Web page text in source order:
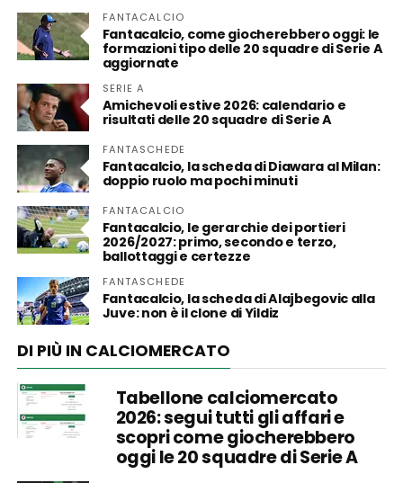
FANTACALCIO
Fantacalcio, come giocherebbero oggi: le
formazioni tipo delle 20 squadre di Serie A
aggiornate
SERIE A
Amichevoli estive 2026: calendario e
risultati delle 20 squadre di Serie A
FANTASCHEDE
Fantacalcio, la scheda di Diawara al Milan:
doppio ruolo ma pochi minuti
FANTACALCIO
Fantacalcio, le gerarchie dei portieri
2026/2027: primo, secondo e terzo,
ballottaggi e certezze
FANTASCHEDE
Fantacalcio, la scheda di Alajbegovic alla
Juve: non è il clone di Yildiz
DI PIÙ IN CALCIOMERCATO
Tabellone calciomercato
2026: segui tutti gli affari e
scopri come giocherebbero
oggi le 20 squadre di Serie A